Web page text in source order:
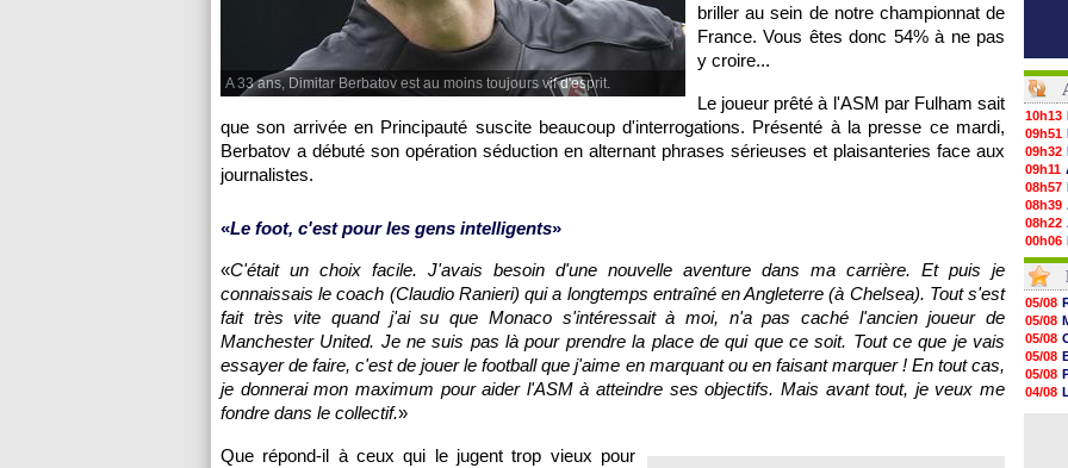
A 33 ans, Dimitar Berbatov est au moins toujours vif d'esprit.
briller au sein de notre championnat de
France. Vous êtes donc 54% à ne pas
y croire...
Le joueur prêté à l'ASM par Fulham sait
que son arrivée en Principauté suscite beaucoup d'interrogations. Présenté à la presse ce mardi,
Berbatov a débuté son opération séduction en alternant phrases sérieuses et plaisanteries face aux
journalistes.
«Le foot, c'est pour les gens intelligents»
«C'était un choix facile. J'avais besoin d'une nouvelle aventure dans ma carrière. Et puis je
connaissais le coach (Claudio Ranieri) qui a longtemps entraîné en Angleterre (à Chelsea). Tout s'est
fait très vite quand j'ai su que Monacos'intéressait à moi, n'a pas caché l'ancien joueur de
Manchester United. Je ne suis pas là pour prendre la place de qui que ce soit. Tout ce que je vais
essayer de faire, c'est de jouer le football que j'aime en marquant ou en faisant marquer ! En tout cas,
je donnerai mon maximum pour aider l'ASMà atteindre ses objectifs. Mais avant tout, je veux me
fondre dans le collectif.»
Que répond-il à ceux qui le jugent trop vieux pour
10h13
09h51
09h32
09h11
08h57
08h39
08h22
00h06
05/08
05/08
05/08
05/08
05/08
05/08
05/08
05/08
05/08
05/08
05/08
05/08
05/08
05/08
04/08